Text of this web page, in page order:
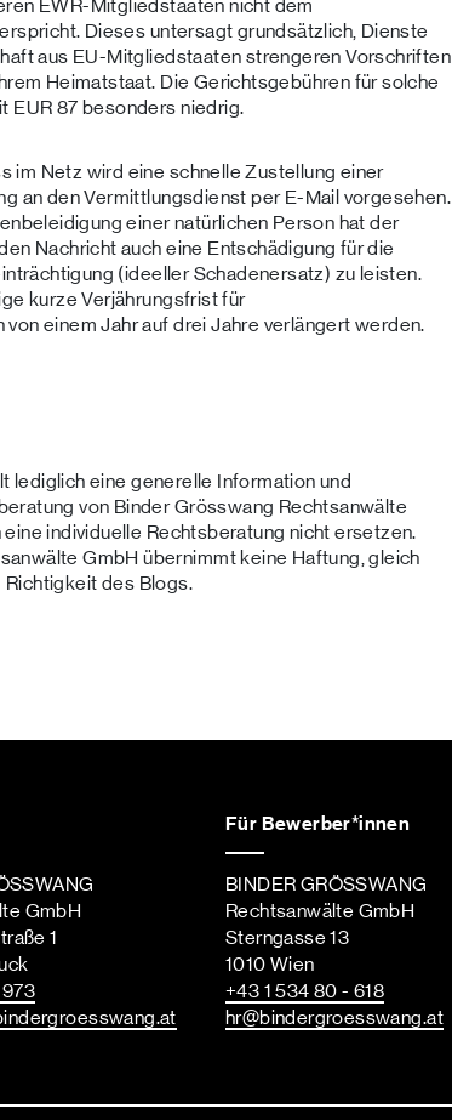
EWR-Mitgliedstaaten nicht dem
Dieses untersagt grundsätzlich, Dienste
aus EU-Mitgliedstaaten strengeren Vorschriften
Heimatstaat. Die Gerichtsgebühren für solche
EUR 87 besonders niedrig.
im Netz wird eine schnelle Zustellung einer
an den Vermittlungsdienst per E-Mail vorgesehen.
einer natürlichen Person hat der
Nachricht auch eine Entschädigung für die
(ideeller Schadenersatz) zu leisten.
kurze Verjährungsfrist für
einem Jahr auf drei Jahre verlängert werden.
lediglich eine generelle Information und
von Binder Grösswang Rechtsanwälte
eine individuelle Rechtsberatung nicht ersetzen.
GmbH übernimmt keine Haftung, gleich
Richtigkeit des Blogs.
GmbH
1
973
.at
Für Bewerber*innen
BINDER GRÖSSWANG
Rechtsanwälte GmbH
Sterngasse 13
1010 Wien
+43 1 534 80 - 618
hr@bindergroesswang.at